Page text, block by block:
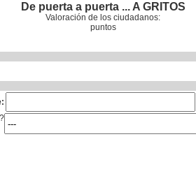
De puerta a puerta ... A GRITOS
Valoración de los ciudadanos:
puntos